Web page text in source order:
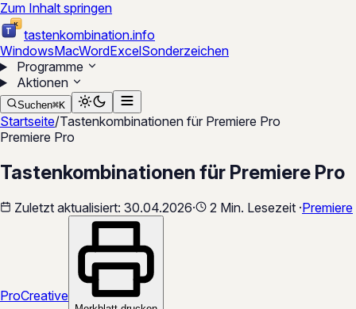
K
T
Zum Inhalt springen
tastenkombination.info
WindowsMacWordExcelSonderzeichen
Programme
Aktionen
Suchen⌘K
Startseite/Tastenkombinationen für Premiere Pro
Premiere Pro
Tastenkombinationen für Premiere Pro
Zuletzt aktualisiert: 30.04.2026· 2 Min. Lesezeit ·Premiere
ProCreative